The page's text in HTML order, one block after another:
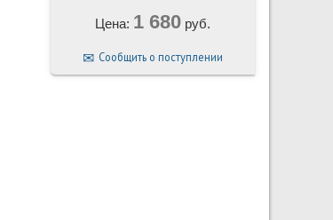
Цена: 1 680руб.
Сообщить о поступлении